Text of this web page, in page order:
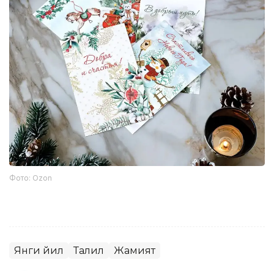
Фото: Ozon
Янги йил Таҳлил Жамият